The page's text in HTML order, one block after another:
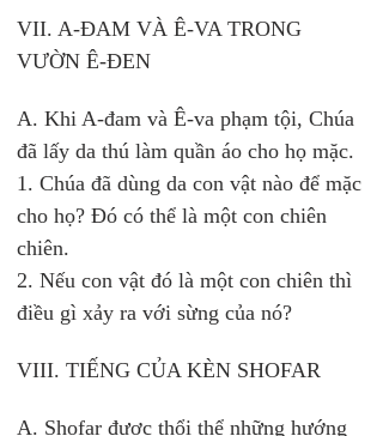
VII. A-ĐAM VÀ Ê-VA TRONG
VƯỜN Ê-ĐEN
A. Khi A-đam và Ê-va phạm tội, Chúa
đã lấy da thú làm quần áo cho họ mặc.
1. Chúa đã dùng da con vật nào để mặc
cho họ? Đó có thể là một con chiên
chiên.
2. Nếu con vật đó là một con chiên thì
điều gì xảy ra với sừng của nó?
VIII. TIẾNG CỦA KÈN SHOFAR
A. Shofar được thổi thể những hướng